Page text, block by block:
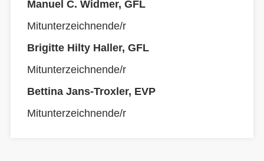
Manuel C. Widmer, GFL
Mitunterzeichnende/r
Brigitte Hilty Haller, GFL
Mitunterzeichnende/r
Bettina Jans-Troxler, EVP
Mitunterzeichnende/r